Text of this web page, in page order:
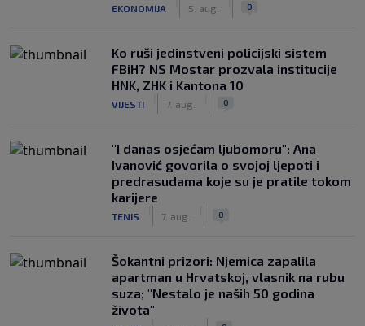
EKONOMIJA 5. aug. 0
Ko ruši jedinstveni policijski sistem
FBiH? NS Mostar prozvala institucije
HNK, ZHK i Kantona 10
VIJESTI 7. aug. 0
"I danas osjećam ljubomoru": Ana
Ivanović govorila o svojoj ljepoti i
predrasudama koje su je pratile tokom
karijere
TENIS 7. aug. 0
Šokantni prizori: Njemica zapalila
apartman u Hrvatskoj, vlasnik na rubu
suza; "Nestalo je naših 50 godina
života"